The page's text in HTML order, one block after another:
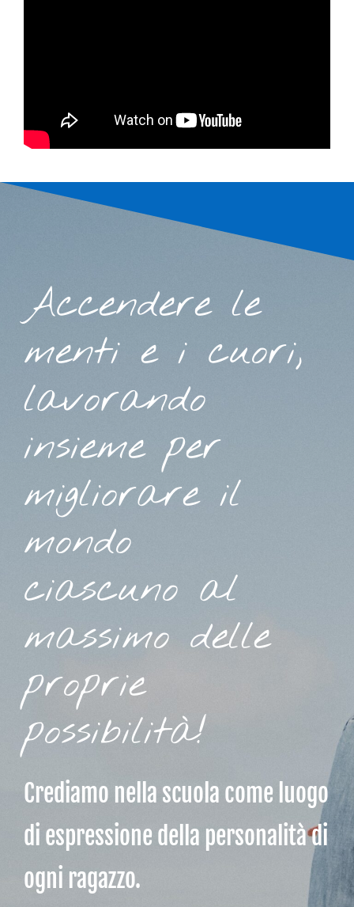
Accendere le
menti e i cuori,
lavorando
insieme per
migliorare il
mondo
ciascuno al
massimo delle
proprie
possibilità!
Crediamo nella scuola come luogo
di espressione della personalità di
ogni ragazzo.